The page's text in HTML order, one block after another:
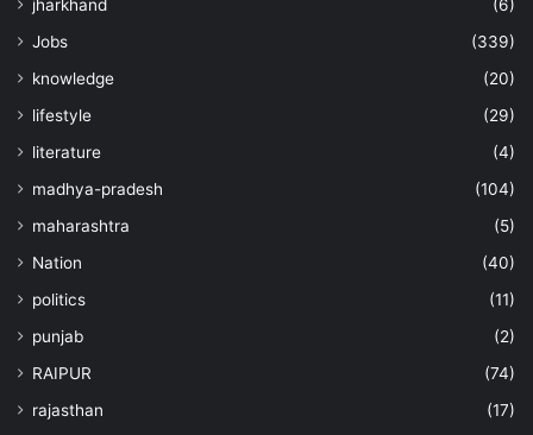
jharkhand
(6)
Jobs
(339)
knowledge
(20)
lifestyle
(29)
literature
(4)
madhya-pradesh
(104)
maharashtra
(5)
Nation
(40)
politics
(11)
punjab
(2)
RAIPUR
(74)
rajasthan
(17)